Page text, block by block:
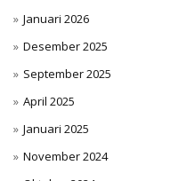
Januari 2026
Desember 2025
September 2025
April 2025
Januari 2025
November 2024